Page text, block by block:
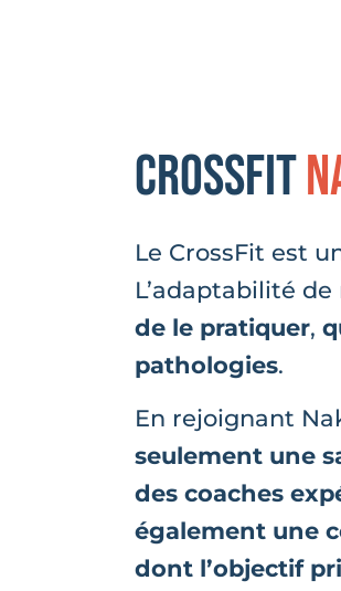
CrossFit
Le CrossFit est
L’adaptabilité
de le pratiquer,
pathologies.
En rejoignant
seulement une
des coaches
également une
dont l’objectif